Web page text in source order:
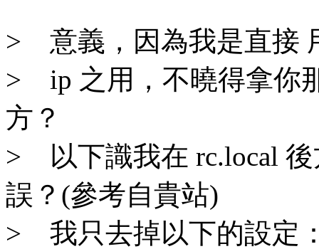
> 意義，因為我是直接
> ip 之用，不曉得拿你
方？
> 以下識我在 rc.local 後
誤？(參考自貴站)
> 我只去掉以下的設定